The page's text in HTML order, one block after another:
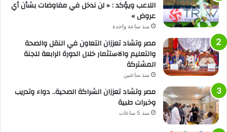
اللاعب ويؤكد : « لن ندخل في مفاوضات بشأن أي
عروض »
منذ ساعة واحدة
مصر وتشاد تعززان التعاون في النقل والصحة
والتعليم والاستثمار خلال الدورة الرابعة للجنة
المشتركة
منذ ساعتين
مصر وتشاد تعززان الشراكة الصحية.. دواء وتدريب
وخبرات طبية
منذ 5 ساعات